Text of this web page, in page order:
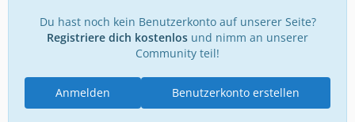
Du hast noch kein Benutzerkonto auf unserer Seite?
Registriere dich kostenlos und nimm an unserer
Community teil!
Benutzerkonto erstellen
Anmelden